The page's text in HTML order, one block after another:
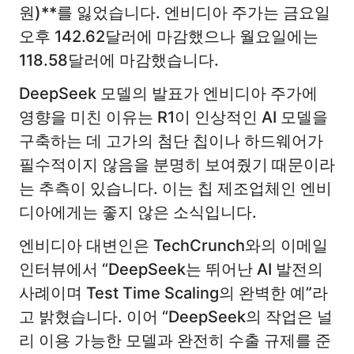
원)**를 잃었습니다. 엔비디아 주가는 금요일
오후 142.62달러에 마감했으나 월요일에는
118.58달러에 마감했습니다.
DeepSeek 모델의 발표가 엔비디아 주가에
영향을 미친 이유는 R1이 인상적인 AI 모델을
구축하는 데 고가의 첨단 칩이나 하드웨어가
필수적이지 않음을 분명히 보여줬기 때문이라
는 추측이 있습니다. 이는 칩 제조업체인 엔비
디아에게는 좋지 않은 소식입니다.
엔비디아 대변인은 TechCrunch와의 이메일
인터뷰에서 “DeepSeek는 뛰어난 AI 발전의
사례이며 Test Time Scaling의 완벽한 예”라
고 밝혔습니다. 이어 “DeepSeek의 작업은 널
리 이용 가능한 모델과 완전히 수출 규제를 준